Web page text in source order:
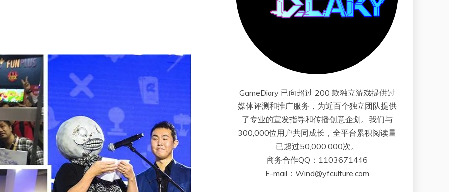
GameDiary 已向超过 200 款独立游戏提供过
媒体评测和推广服务，为近百个独立团队提供
了专业的宣发指导和传播创意企划。我们与
300,000位用户共同成长，全平台累积阅读量
已超过50,000,000次。
商务合作QQ：1103671446
E-mail：Wind@yfculture.com